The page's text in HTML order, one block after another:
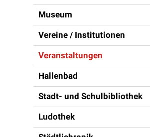
Museum
Vereine / Institutionen
Veranstaltungen
Hallenbad
Stadt- und Schulbibliothek
Ludothek